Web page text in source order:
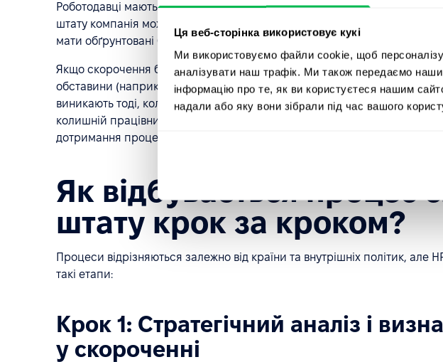
Ця веб-сторінка використовує кукі
Ми використовуємо файли cookie, щоб
аналізувати наш трафік. Ми також передаємо
інформацію про те, як ви користуєтеся нашим
надали або яку вони зібрали під час вашого
Роботодавці мають право змінювати структуру персоналу та
штату компанія може знову відкривати найм — навіть на схожу роль, —
мати обґрунтовані бізнес-підстави.
Якщо скорочення було зумовлене реальними потребами бізнесу, а
обставини (наприклад, отримання великого клієнта), це зазвичай
виникають тоді, коли нова посада фактично ідентична тій, яку щойно
колишній працівник може стверджувати, що скорочення не було
дотримання процедур такі дії несуть ризик судових спорів або
Як відбувається процес
штату крок за кроком?
Процеси відрізняються залежно від країни та внутрішніх політик, але
такі етапи:
Крок 1: Стратегічний аналіз і
у скороченні